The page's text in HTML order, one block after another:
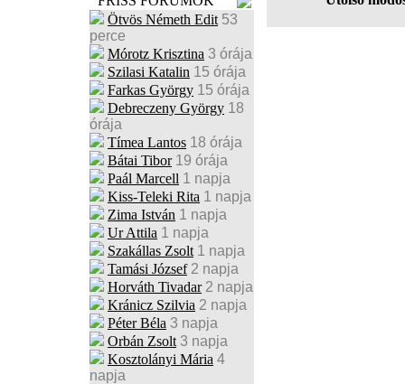
Ötvös Németh Edit 53
perce
Mórotz Krisztina 3 órája
Szilasi Katalin 15 órája
Farkas György 15 órája
Debreczeny György 18
órája
Tímea Lantos 18 órája
Bátai Tibor 19 órája
Paál Marcell 1 napja
Kiss-Teleki Rita 1 napja
Zima István 1 napja
Ur Attila 1 napja
Szakállas Zsolt 1 napja
Tamási József 2 napja
Horváth Tivadar 2 napja
Kránicz Szilvia 2 napja
Péter Béla 3 napja
Orbán Zsolt 3 napja
Kosztolányi Mária 4
napja